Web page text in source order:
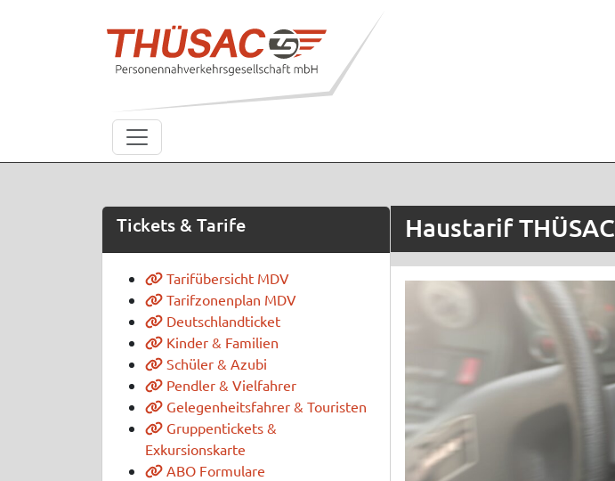
Haustarif THÜSAC
Tickets & Tarife
Tarifübersicht MDV
Tarifzonenplan MDV
Deutschlandticket
Kinder & Familien
Schüler & Azubi
Pendler & Vielfahrer
Gelegenheitsfahrer & Touristen
Gruppentickets &
Exkursionskarte
ABO Formulare